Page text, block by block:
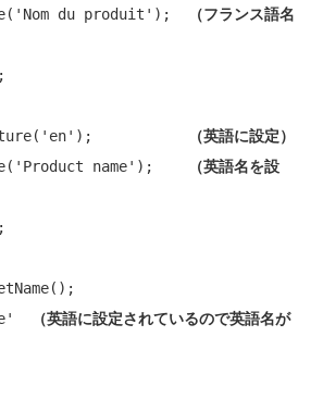
du produit');
（フランス語名
（英語に設定）
name');
（英語名を設
（英語に設定されているので英語名が